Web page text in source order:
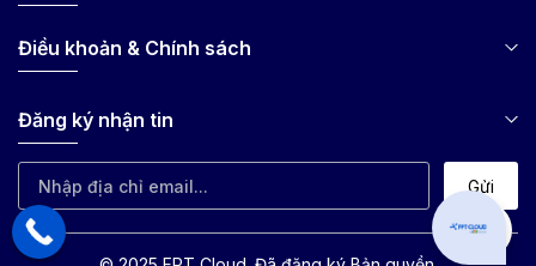
Điều khoản & Chính sách
Đăng ký nhận tin
Gửi
Can I